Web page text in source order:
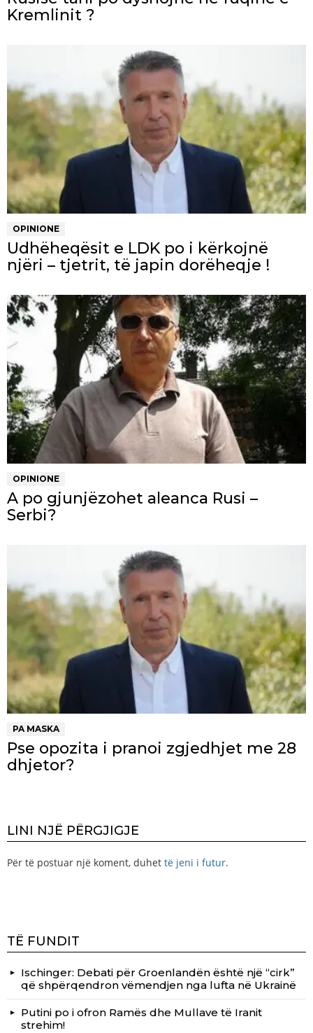
Kremlinit ?
OPINIONE
Udhëheqësit e LDK po i kërkojnë
njëri – tjetrit, të japin dorëheqje !
OPINIONE
A po gjunjëzohet aleanca Rusi –
Serbi?
PA MASKA
Pse opozita i pranoi zgjedhjet me 28
dhjetor?
LINI NJË PËRGJIGJE
Për të postuar një koment, duhet të jeni i futur.
TË FUNDIT
Ischinger: Debati për Groenlandën është një “cirk”
që shpërqendron vëmendjen nga lufta në Ukrainë
Putini po i ofron Ramës dhe Mullave të Iranit
strehim!